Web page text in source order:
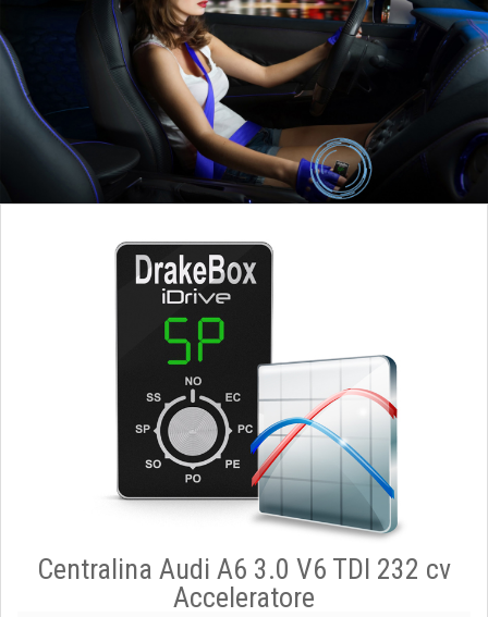
Centralina Audi A6 3.0 V6 TDI 232 cv
Acceleratore